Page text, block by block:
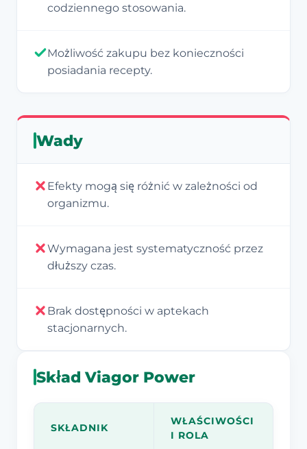
codziennego stosowania.
Możliwość zakupu bez konieczności
posiadania recepty.
Wady
Efekty mogą się różnić w zależności od
organizmu.
Wymagana jest systematyczność przez
dłuższy czas.
Brak dostępności w aptekach
stacjonarnych.
Skład Viagor Power
SKŁADNIK
WŁAŚCIWOŚCI
I ROLA